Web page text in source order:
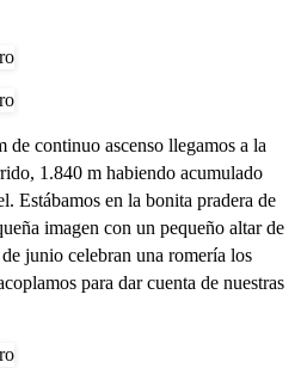
continuo ascenso llegamos a la
1.840 m habiendo acumulado
Estábamos en la bonita pradera de
imagen con un pequeño altar de
junio celebran una romería los
para dar cuenta de nuestras